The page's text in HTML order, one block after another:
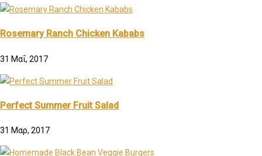
Rosemary Ranch Chicken Kababs
31 Μαΐ, 2017
Perfect Summer Fruit Salad
31 Μαρ, 2017